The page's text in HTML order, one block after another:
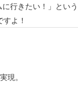
に行きたい！」とい
よ！
現。